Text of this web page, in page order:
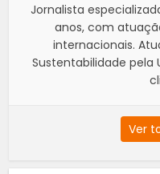
Jornalista
anos, com
internacionais.
Sustentabilidade pela
Ver